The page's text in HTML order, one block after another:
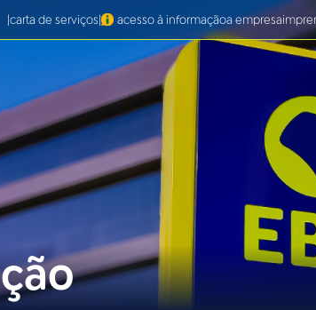
|carta de serviços| acesso à informaçãoa empresa